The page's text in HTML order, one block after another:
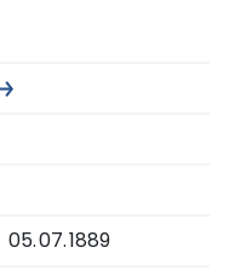
05. 07. 1889